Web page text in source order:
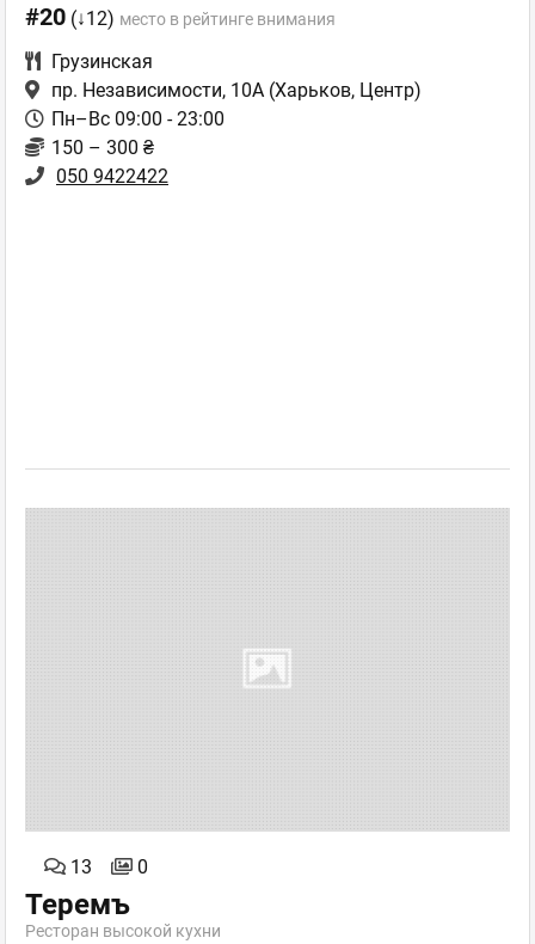
#20 (↓12) место в рейтинге внимания
Грузинская
пр. Независимости, 10А (Харьков, Центр)
Пн–Вс 09:00 - 23:00
150 – 300 ₴
050 9422422
13 0
Теремъ
Ресторан высокой кухни